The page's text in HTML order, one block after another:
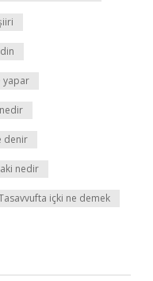
yapar
denir
nedir
içki ne demek